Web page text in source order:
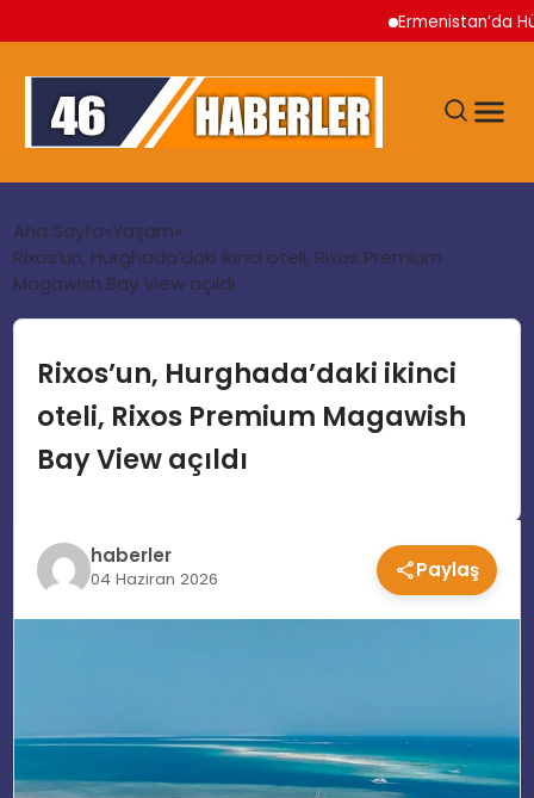
Ermenistan’da
GÜNDEM
EKONOMI
SIYASET
EĞITIM
YAŞAM
Ana Sayfa Yaşam
Rixos’un, Hurghada’daki ikinci oteli, Rixos Premium
Magawish Bay View açıldı
Rixos’un, Hurghada’daki ikinci
oteli, Rixos Premium Magawish
Bay View açıldı
haberler
04 Haziran 2026 Paylaş